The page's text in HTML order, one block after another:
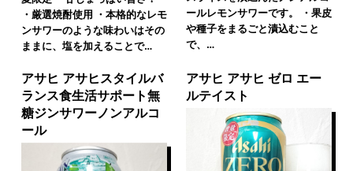
・厳選焼酎使用 ・本格的なレモ
ンサワーのような味わいはその
ままに、塩を加えることで…
ールレモンサワーです。 ・果皮
や種子をまるごと漬込むこと
で、…
アサヒ アサヒスタイルバ
ランス食生活サポート無
糖ジンサワーノンアルコ
ール
アサヒ アサヒ ゼロ エー
ルテイスト